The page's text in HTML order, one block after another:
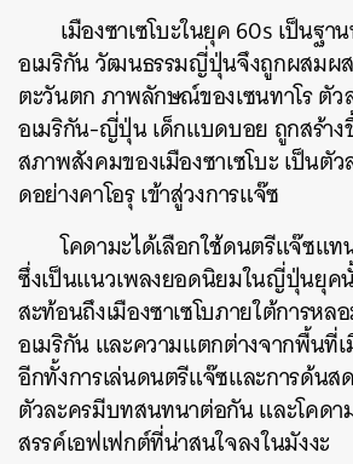
เมืองซาเซโบะในยุค 60s เป็นฐ
อเมริกัน วัฒนธรรมญี่ปุ่นจึงถูกผสมผ
ตะวันตก ภาพลักษณ์ของเซนทาโร ตัว
อเมริกัน-ญี่ปุ่น เด็กแบดบอย ถูกสร้าง
สภาพสังคมของเมืองซาเซโบะ เป็นตั
ดอย่างคาโอรุ เข้าสู่วงการแจ๊ซ
โคดามะได้เลือกใช้ดนตรีแจ๊ซแ
ซึ่งเป็นแนวเพลงยอดนิยมในญี่ปุ่นยุค
สะท้อนถึงเมืองซาเซโบภายใต้การห
อเมริกัน และความแตกต่างจากพื้นที่
อีกทั้งการเล่นดนตรีแจ๊ซและการด้น
ตัวละครมีบทสนทนาต่อกัน และโคดา
สรรค์เอฟเฟกต์ที่น่าสนใจลงในมังงะ